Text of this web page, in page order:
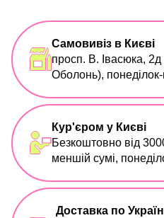
Самовивіз в Києві
просп. В. Івасюка,
Оболонь), понеділок-
Кур'єром у Києві
Безкоштовно від
меншій сумі,
Доставка по